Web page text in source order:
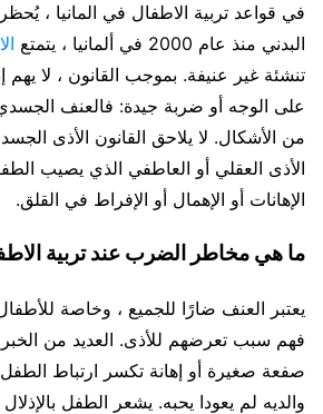
في قواعد تربية الاطفال في المانيا ،
البدني منذ عام 2000 في ألمانيا ، يتمتع
تنشئة غير عنيفة. بموجب القانون ، لا
على الوجه أو ضربة جيدة: فالعنف
من الأشكال. لا يلاحق القانون الأذى
الأذى العقلي أو العاطفي الذي يصيب
الإهانات أو الإهمال أو الإفراط في القلق.
ما هي مخاطر الضرب عند تربية
يعتبر العنف ضارًا للجميع ، وخاصة
فهم سبب تعرضهم للأذى. العديد من
صفعة صغيرة أو إهانة تكسر ارتباط الطفل
والديه لم يعودا يحبه. يشعر الطفل